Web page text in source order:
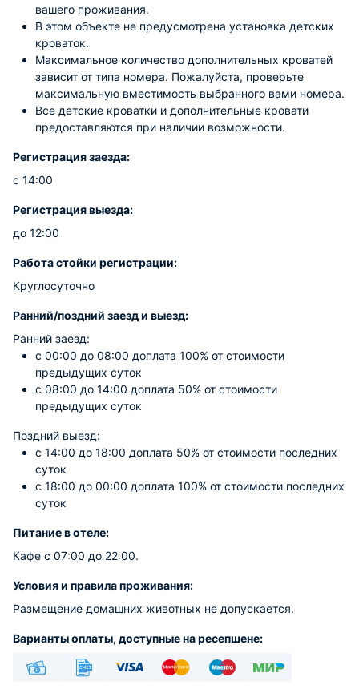
вашего проживания.
В этом объекте не предусмотрена установка детских
кроваток.
Максимальное количество дополнительных кроватей
зависит от типа номера. Пожалуйста, проверьте
максимальную вместимость выбранного вами номера.
Все детские кроватки и дополнительные кровати
предоставляются при наличии возможности.
Регистрация заезда:
с 14:00
Регистрация выезда:
до 12:00
Работа стойки регистрации:
Круглосуточно
Ранний/поздний заезд и выезд:
Ранний заезд:
c 00:00 до 08:00 доплата 100% от стоимости
предыдущих суток
c 08:00 до 14:00 доплата 50% от стоимости
предыдущих суток
Поздний выезд:
c 14:00 до 18:00 доплата 50% от стоимости последних
суток
c 18:00 до 00:00 доплата 100% от стоимости последних
суток
Питание в отеле:
Кафе с 07:00 до 22:00.
Условия и правила проживания:
Размещение домашних животных не допускается.
Варианты оплаты, доступные на ресепшене: